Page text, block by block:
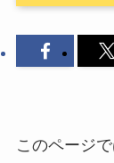
このページ